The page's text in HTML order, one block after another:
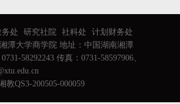
务处 研究社院 社科处
计划财务处
潭大学商学院 地址：中国湖南湘潭
58292243 传真：0731-58597906、
教QS3-200505-000059